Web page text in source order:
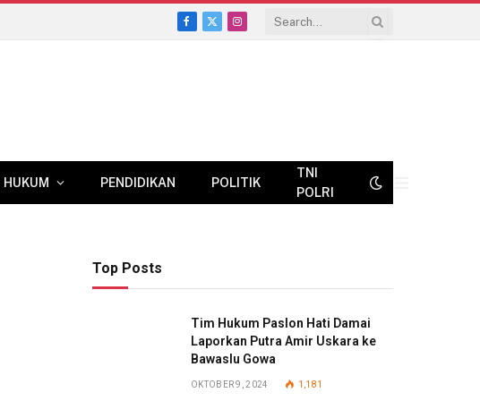
Facebook
X
Instagram
HUKUM PENDIDIKAN POLITIK
TNI
POLRI
Top Posts
Tim Hukum Paslon Hati Damai
Laporkan Putra Amir Uskara ke
Bawaslu Gowa
OKTOBER 9, 2024 1,181